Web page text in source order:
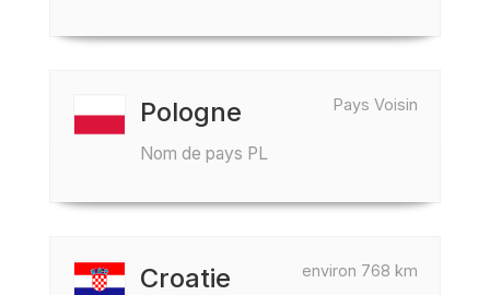
Pays Voisin
Pologne
Nom de pays PL
environ 768 km
Croatie